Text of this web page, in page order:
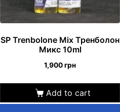
SP Trenbolone Mix Тренболон
Микс 10ml
1,900грн
Add to cart